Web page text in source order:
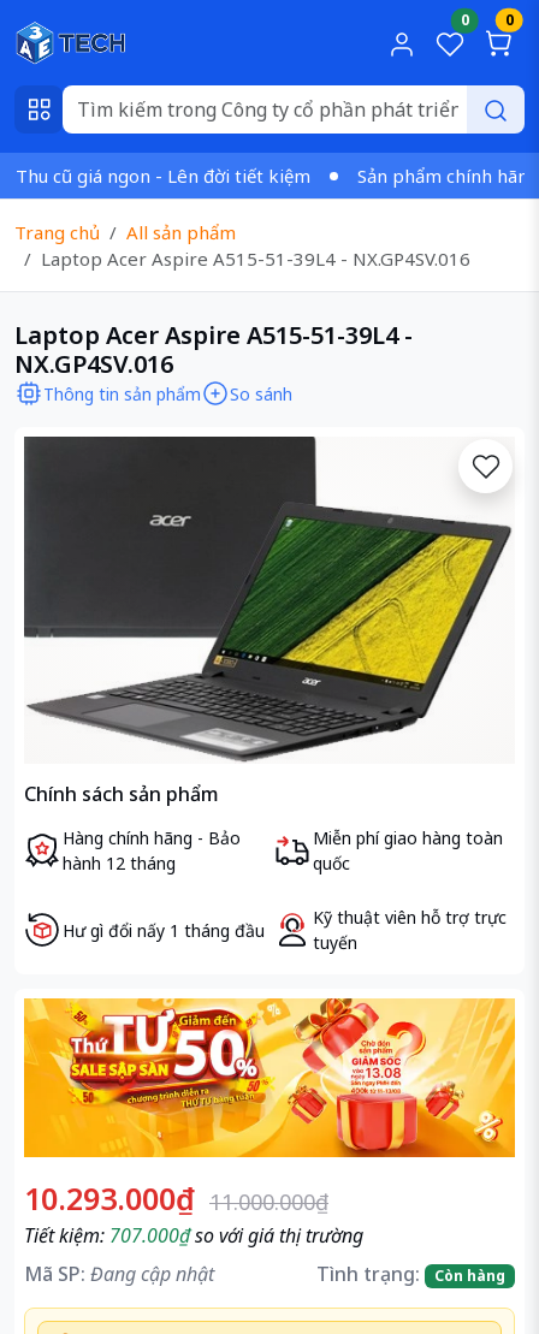
0 0
cũ giá ngon - Lên đời tiết kiệm Sản phẩm chính hãng -
Trang chủ
All sản phẩm
Laptop Acer Aspire A515-51-39L4 - NX.GP4SV.016
Laptop Acer Aspire A515-51-39L4 -
NX.GP4SV.016
Thông tin sản phẩm So sánh
Chính sách sản phẩm
Hàng chính hãng - Bảo
hành 12 tháng
Miễn phí giao hàng toàn
quốc
Hư gì đổi nấy 1 tháng đầu
Kỹ thuật viên hỗ trợ trực
tuyến
10.293.000₫ 11.000.000₫
Tiết kiệm: 707.000₫so với giá thị trường
Mã SP: Đang cập nhật Tình trạng: Còn hàng